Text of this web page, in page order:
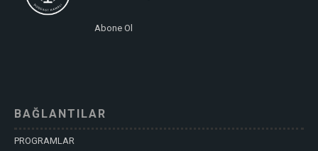
Abone Ol
BAĞLANTILAR
PROGRAMLAR